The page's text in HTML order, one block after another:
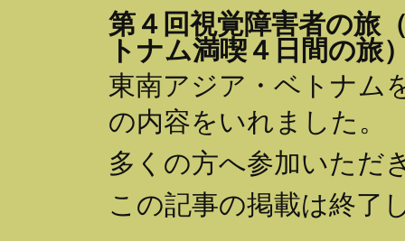
第４回視覚障害者の旅
トナム満喫４日間の旅
東南アジア・ベトナム
の内容をいれました。
多くの方へ参加いただ
この記事の掲載は終了